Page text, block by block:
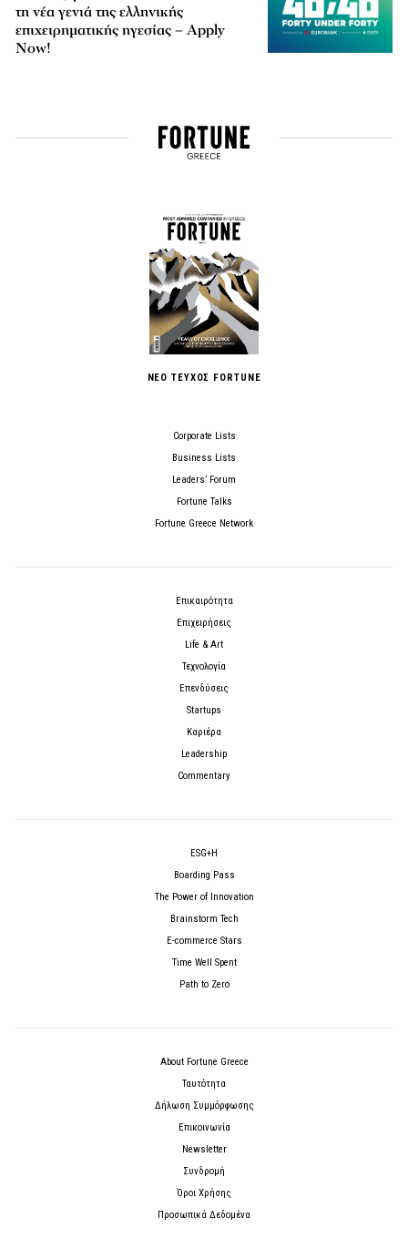
τη νέα γενιά της ελληνικής
επιχειρηματικής ηγεσίας – Apply
Now!
ΝΕΟ ΤΕΥΧΟΣ FORTUNE
Corporate Lists
Business Lists
Leaders’ Forum
Fortune Talks
Fortune Greece Network
Επικαιρότητα
Επιχειρήσεις
Life & Art
Τεχνολογία
Επενδύσεις
Startups
Καριέρα
Leadership
Commentary
ESG+H
Boarding Pass
The Power of Innovation
Brainstorm Tech
E-commerce Stars
Time Well Spent
Path to Zero
About Fortune Greece
Ταυτότητα
Δήλωση Συμμόρφωσης
Επικοινωνία
Newsletter
Συνδρομή
Όροι Χρήσης
Προσωπικά Δεδομένα